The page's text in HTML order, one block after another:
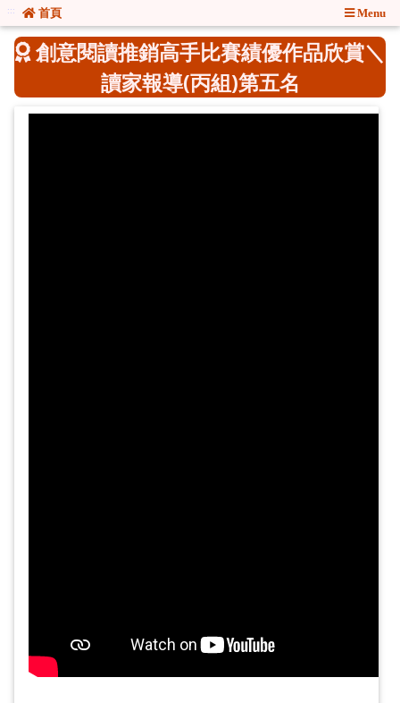
::: 首頁 Menu
創意閱讀推銷高手比賽績優作品欣賞＼
讀家報導(丙組)第五名